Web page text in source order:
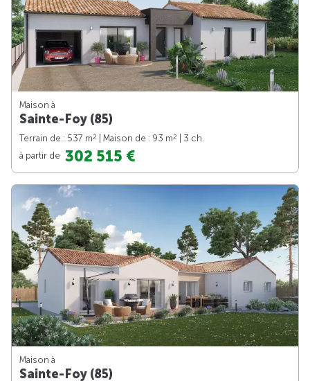
Maison à
Sainte-Foy (85)
Terrain de : 537 m2 | Maison de : 93 m2
| 3 ch.
à partir de 302 515 €
Maison à
Sainte-Foy (85)